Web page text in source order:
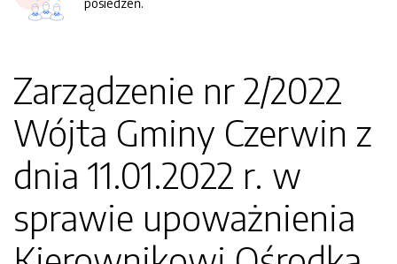
Zarządzenie nr 2/2022
Wójta Gminy Czerwin z
dnia 11.01.2022 r. w
sprawie upoważnienia